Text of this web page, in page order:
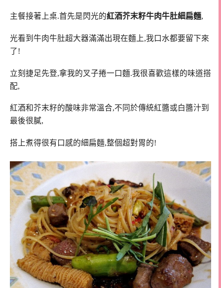
主餐接著上桌.首先是閃光的紅酒芥末籽牛肉牛肚細扁麵,
光看到牛肉牛肚超大器滿滿出現在麵上,我口水都要留下來
了!
立刻捷足先登,拿我的叉子捲一口麵.我很喜歡這樣的味道搭
配,
紅酒和芥末籽的酸味非常溫合,不同於傳統紅醬或白醬汁到
最後很膩,
搭上煮得很有口感的細扁麵,整個超對胃的!